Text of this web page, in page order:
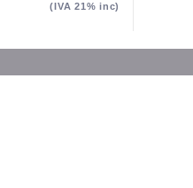
(IVA 21% inc)